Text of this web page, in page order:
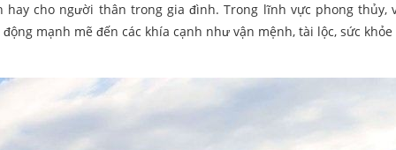
cho người thân trong gia đình. Trong lĩnh vực phong thủy,
mạnh mẽ đến các khía cạnh như vận mệnh, tài lộc, sức